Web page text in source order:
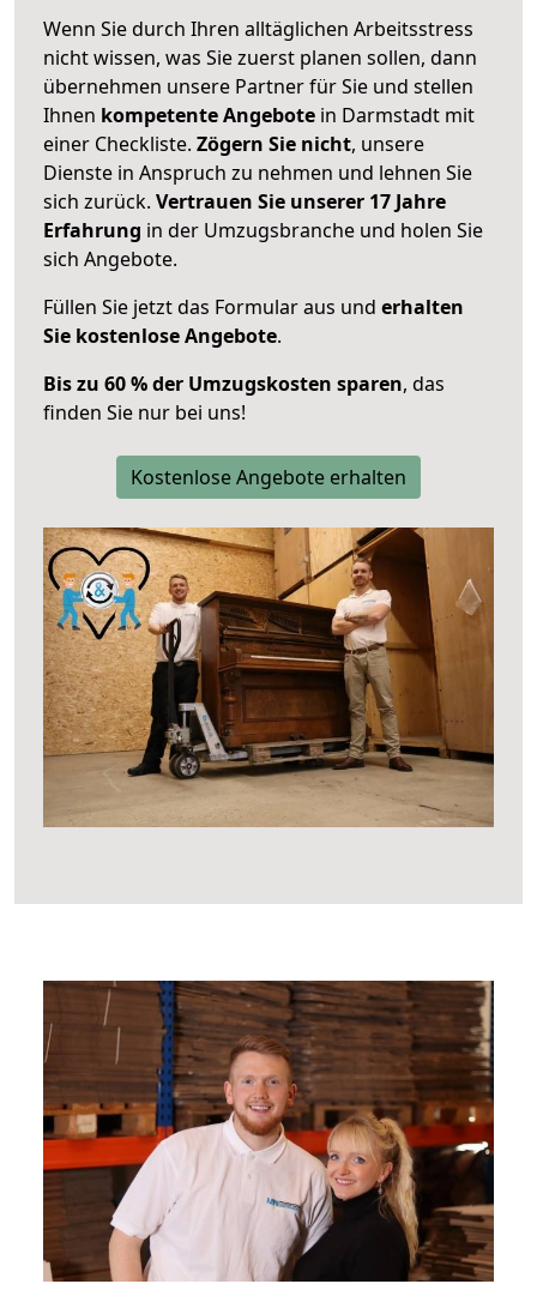
Wenn Sie durch Ihren alltäglichen Arbeitsstress
nicht wissen, was Sie zuerst planen sollen, dann
übernehmen unsere Partner für Sie und stellen
Ihnen kompetente Angebote in Darmstadt mit
einer Checkliste. Zögern Sie nicht, unsere
Dienste in Anspruch zu nehmen und lehnen Sie
sich zurück. Vertrauen Sie unserer 17 Jahre
Erfahrung in der Umzugsbranche und holen Sie
sich Angebote.
Füllen Sie jetzt das Formular aus und erhalten
Sie kostenlose Angebote.
Bis zu 60 % der Umzugskosten sparen, das
finden Sie nur bei uns!
Kostenlose Angebote erhalten